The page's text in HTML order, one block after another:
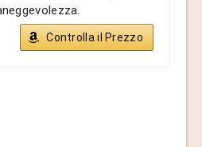
Controlla il Prezzo